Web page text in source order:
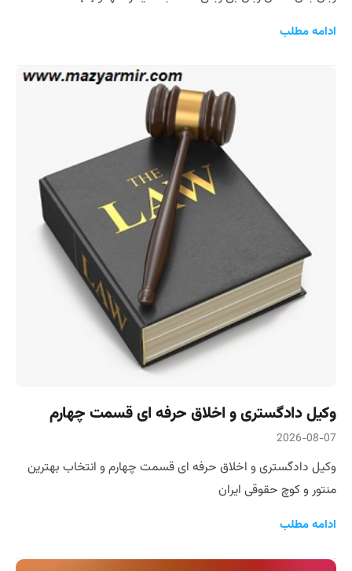
ادامه مطلب
وکیل دادگستری و اخلاق حرفه ای قسمت چهارم
2026-08-07
وکیل دادگستری و اخلاق حرفه ای قسمت چهارم و انتخاب بهترین
منتور و کوچ حقوقی ایران
ادامه مطلب